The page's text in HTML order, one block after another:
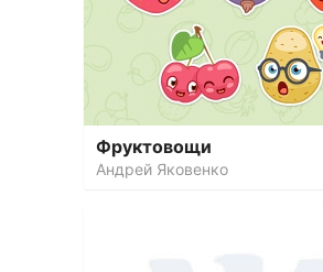
Фруктовощи
Андрей Яковенко